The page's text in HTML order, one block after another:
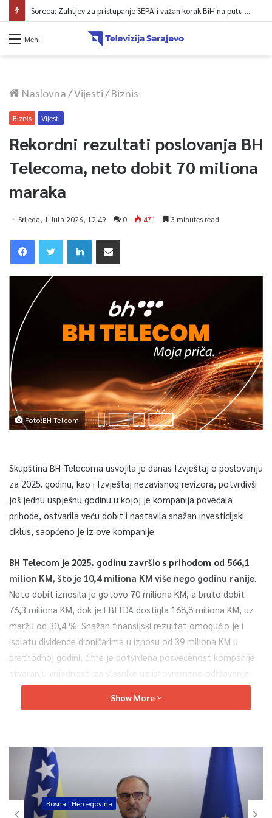
Soreca: Zahtjev za pristupanje SEPA-i važan korak BiH na putu ka EU
Meni
Naslovna/Vijesti/Biznis
Biznis Vijesti
Rekordni rezultati poslovanja BH
Telecoma, neto dobit 70 miliona
maraka
Srijeda, 1 Jula 2026, 12:49 0 471 3 minutes read
Foto:BH Telcom
Skupština BH Telecoma usvojila je danas Izvještaj o poslovanju
za 2025. godinu, kao i Izvještaj nezavisnog revizora, potvrdivši
još jednu uspješnu godinu u kojoj je kompanija povećala
prihode, ostvarila veću dobit i nastavila snažan investicijski
ciklus, saopćeno je iz ove kompanije.
BH Telecom je 2025. godinu završio s prihodom od 566,1
milion KM, što je 10,4 miliona KM više nego godinu ranije
Neto dobit iznosila je gotovo 70 miliona KM, a bruto dobit
76,3 miliona KM, dok je EBITDA dostigla 168,8 miliona KM, uz
maržu od 30,4 %. Snažan finansijski rezultat omogućio je i
isplatu dividende dioničarima u iznosu od 39 miliona KM u
prethodnoj godini, čime je potvrđena posvećenost kompanije
stvaranju vrijednosti za vlasnike uz istovremeno održavanje
visokog nivoa ulaganja.
provjeru svih ključnih finansijskih procesa, uključujući i sistem
obračuna prihoda kao jedan od najsloženijih u telekom
industriji.
Komentarišući ostvarene rezultate, generalni
direktor BH Telecoma Amel Kovačević istakao je da
kompanija nije fokusirana samo na poslovne rezultate,
Show More
Bosna i Hercegovina